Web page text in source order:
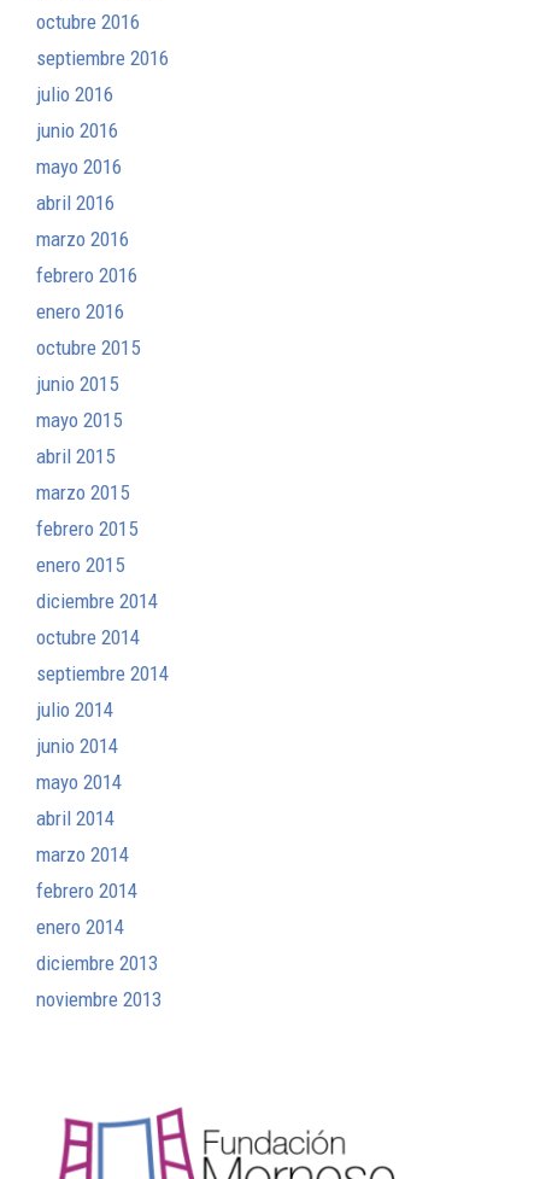
octubre 2016
septiembre 2016
julio 2016
junio 2016
mayo 2016
abril 2016
marzo 2016
febrero 2016
enero 2016
octubre 2015
junio 2015
mayo 2015
abril 2015
marzo 2015
febrero 2015
enero 2015
diciembre 2014
octubre 2014
septiembre 2014
julio 2014
junio 2014
mayo 2014
abril 2014
marzo 2014
febrero 2014
enero 2014
diciembre 2013
noviembre 2013